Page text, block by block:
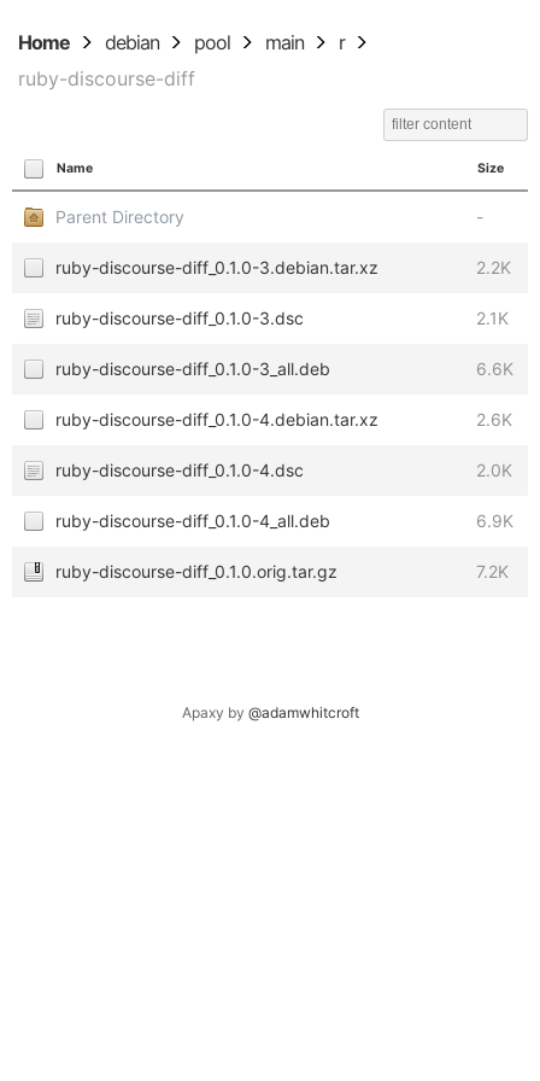
Home debian pool main
r
ruby-discourse-diff
Name Size
Parent Directory -
ruby-discourse-diff_0.1.0-3.debian.tar.xz 2.2K
ruby-discourse-diff_0.1.0-3.dsc 2.1K
ruby-discourse-diff_0.1.0-3_all.deb 6.6K
ruby-discourse-diff_0.1.0-4.debian.tar.xz 2.6K
ruby-discourse-diff_0.1.0-4.dsc 2.0K
ruby-discourse-diff_0.1.0-4_all.deb 6.9K
ruby-discourse-diff_0.1.0.orig.tar.gz 7.2K
Apaxy by @adamwhitcroft